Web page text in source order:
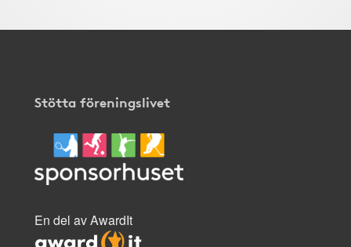
Stötta föreningslivet
En del av AwardIt